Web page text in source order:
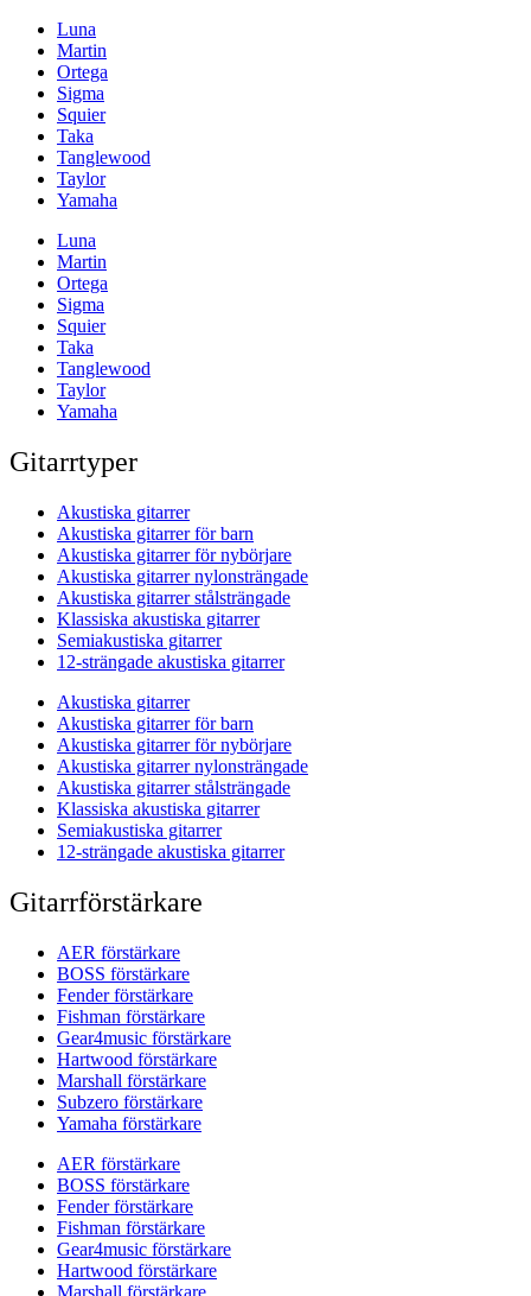
Luna
Martin
Ortega
Sigma
Squier
Taka
Tanglewood
Taylor
Yamaha
Luna
Martin
Ortega
Sigma
Squier
Taka
Tanglewood
Taylor
Yamaha
Gitarrtyper
Akustiska gitarrer
Akustiska gitarrer för barn
Akustiska gitarrer för nybörjare
Akustiska gitarrer nylonsträngade
Akustiska gitarrer stålsträngade
Klassiska akustiska gitarrer
Semiakustiska gitarrer
12-strängade akustiska gitarrer
Akustiska gitarrer
Akustiska gitarrer för barn
Akustiska gitarrer för nybörjare
Akustiska gitarrer nylonsträngade
Akustiska gitarrer stålsträngade
Klassiska akustiska gitarrer
Semiakustiska gitarrer
12-strängade akustiska gitarrer
Gitarrförstärkare
AER förstärkare
BOSS förstärkare
Fender förstärkare
Fishman förstärkare
Gear4music förstärkare
Hartwood förstärkare
Marshall förstärkare
Subzero förstärkare
Yamaha förstärkare
AER förstärkare
BOSS förstärkare
Fender förstärkare
Fishman förstärkare
Gear4music förstärkare
Hartwood förstärkare
Marshall förstärkare